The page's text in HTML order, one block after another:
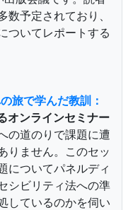
予定されており、
ついてレポートする
旅で学んだ教訓：
オンラインセミナー
の道のりで課題に遭
りません。このセッ
についてパネルディ
シビリティ法への準
しているのかを伺い